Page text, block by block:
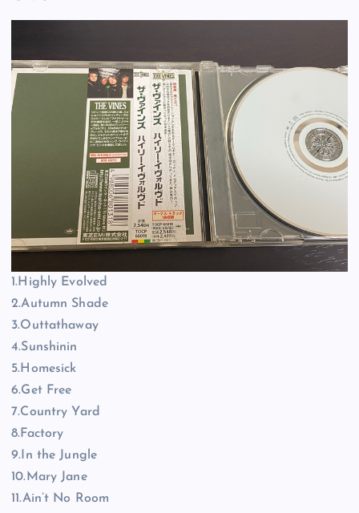
1.Highly Evolved
2.Autumn Shade
3.Outtathaway
4.Sunshinin
5.Homesick
6.Get Free
7.Country Yard
8.Factory
9.In the Jungle
10.Mary Jane
11.Ain’t No Room